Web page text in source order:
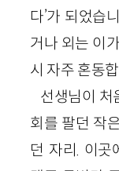
다’가 되었습
거나 외는 이
시 자주 혼동
선생님이 처
회를 팔던 작
던 자리. 이곳